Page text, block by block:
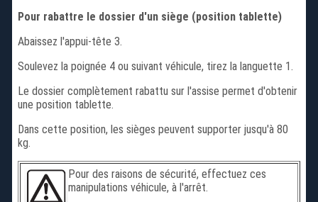
Pour rabattre le dossier d'un siège (position tablette)
Abaissez l'appui-tête 3.
Soulevez la poignée 4 ou suivant véhicule, tirez la languette 1.
Le dossier complètement rabattu sur l'assise permet d'obtenir
une position tablette.
Dans cette position, les sièges peuvent supporter jusqu'à 80
kg.
Pour des raisons de sécurité, effectuez ces
manipulations véhicule, à l'arrêt.